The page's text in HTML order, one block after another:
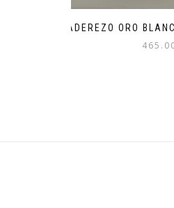
ADEREZO ORO